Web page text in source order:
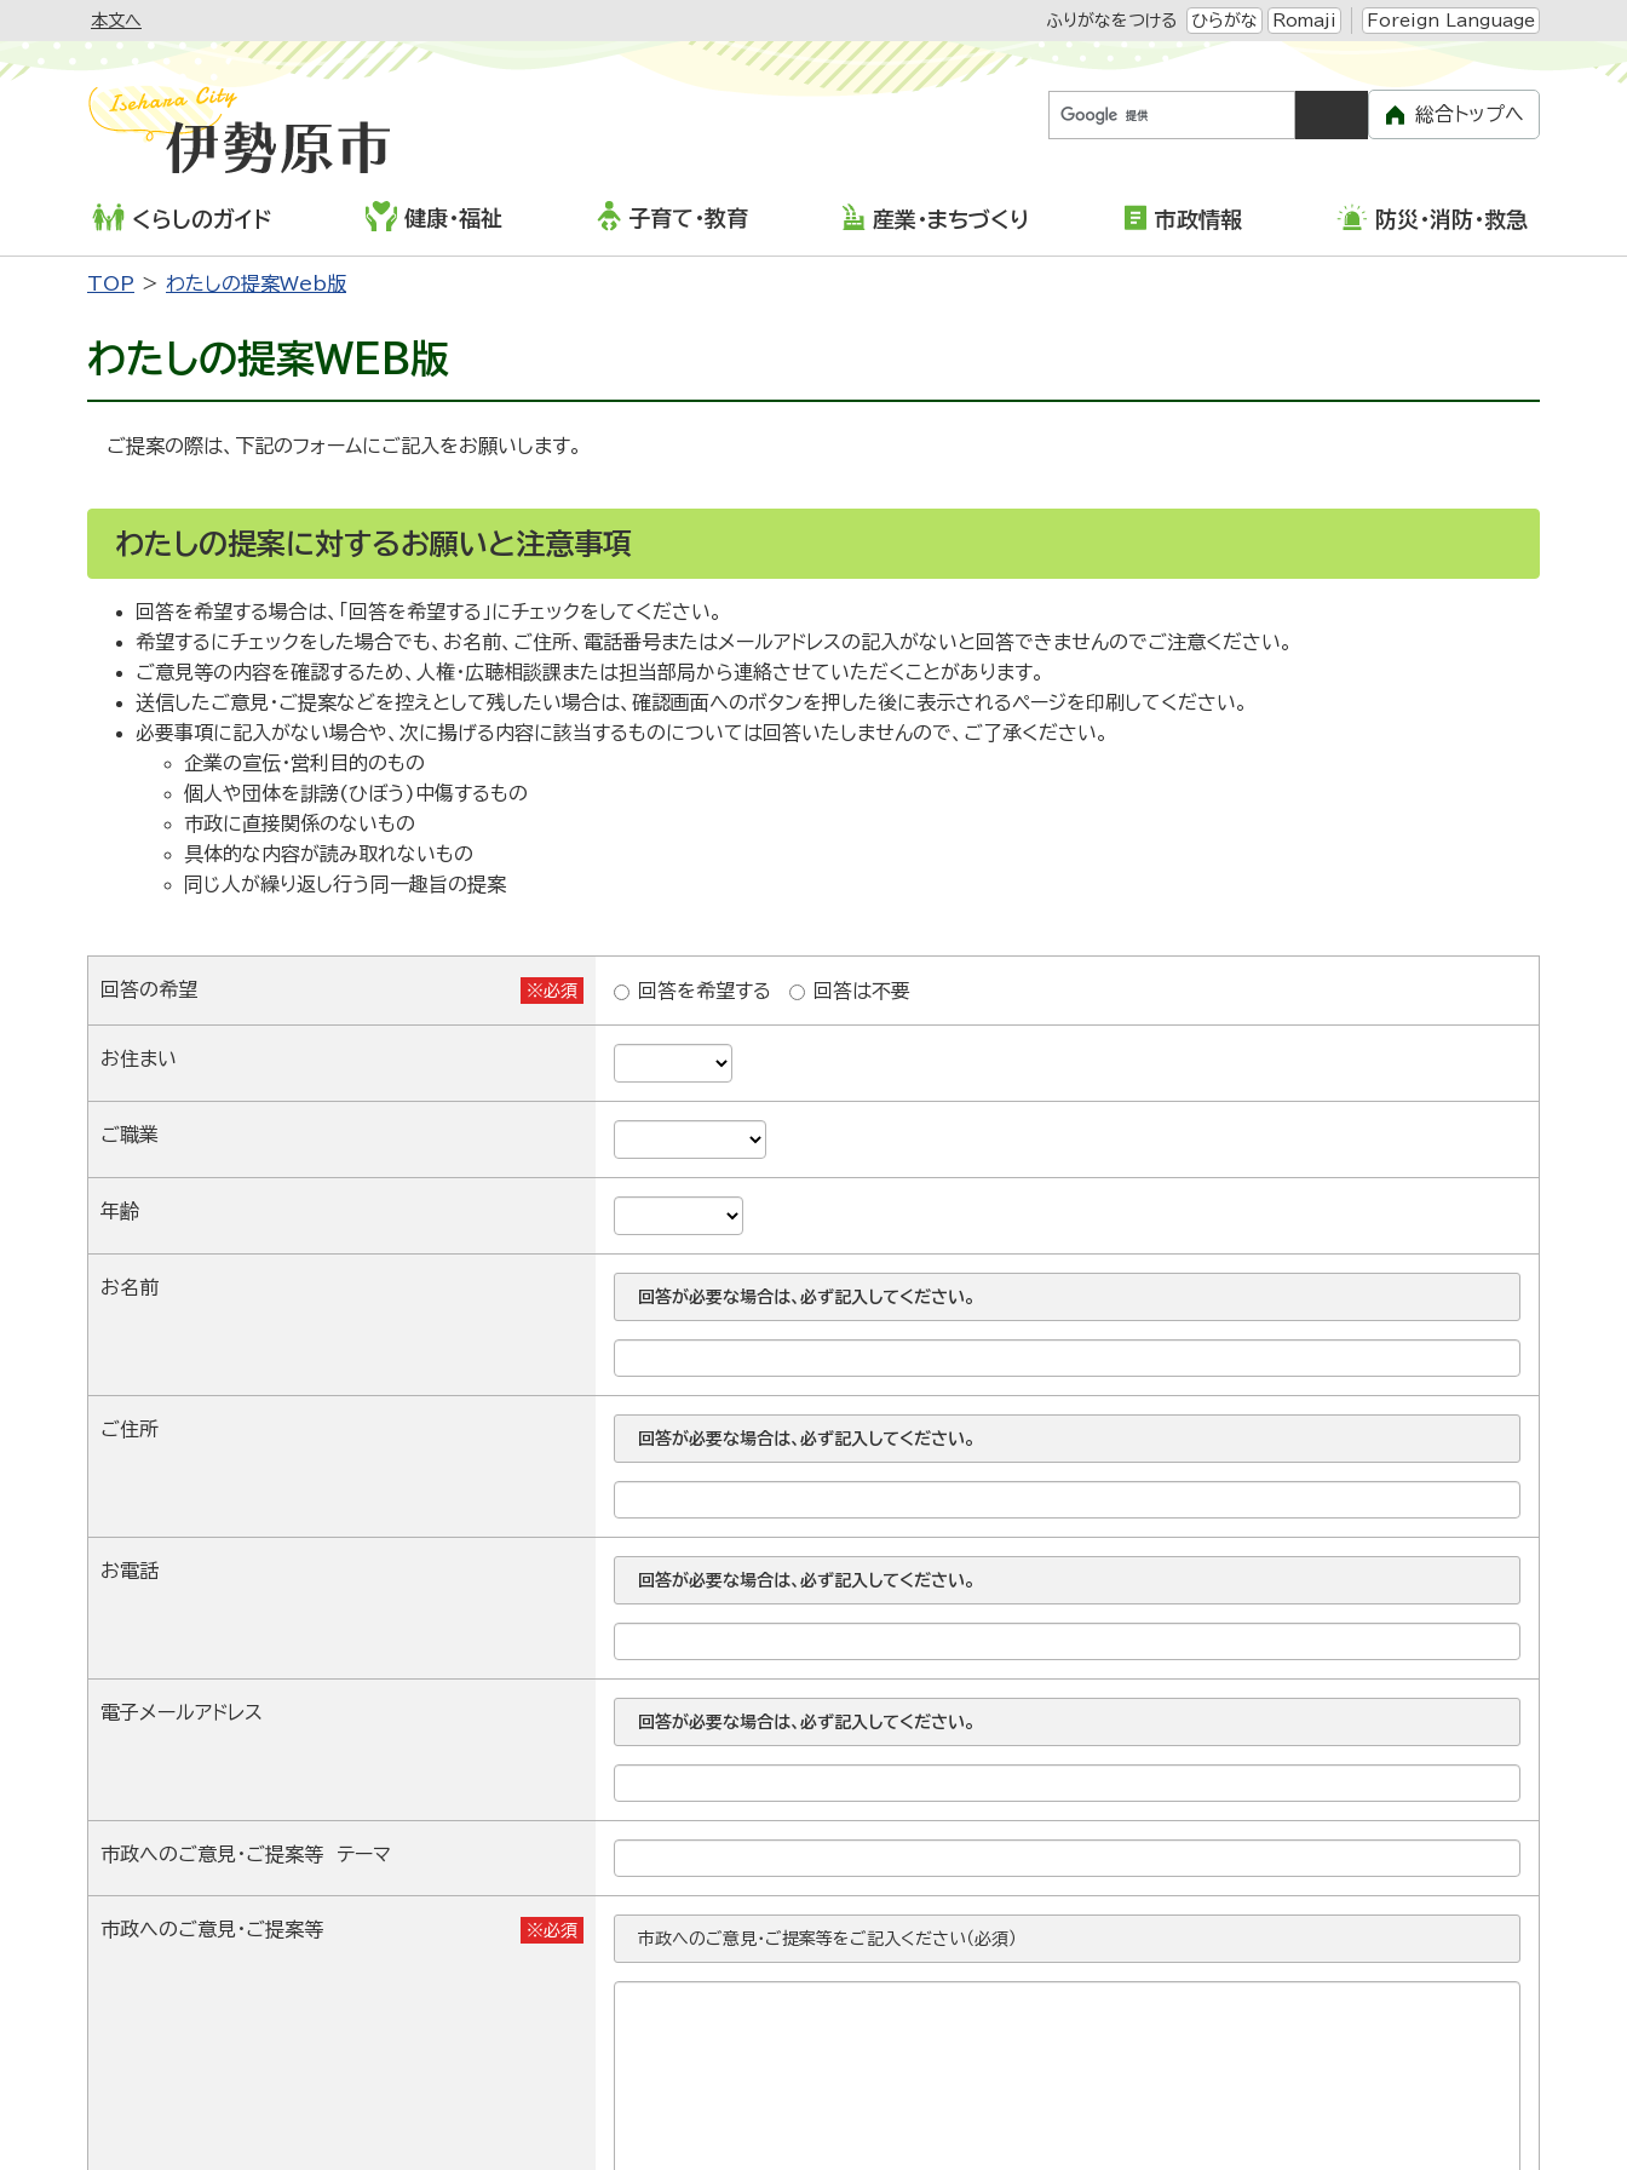
本文へ ふりがなをつける ひらがな Romaji Foreign Language
総合トップへ
くらしのガイド 健康・福祉 子育て・教育 産業・まちづくり 市政情報 防災・消防・救急
TOP わたしの提案Web版
わたしの提案WEB版
ご提案の際は、下記のフォームにご記入をお願いします。
わたしの提案に対するお願いと注意事項
回答を希望する場合は、「回答を希望する」にチェックをしてください。
希望するにチェックをした場合でも、お名前、ご住所、電話番号またはメールアドレスの記入がないと回答できませんのでご注意ください。
ご意見等の内容を確認するため、人権・広聴相談課または担当部局から連絡させていただくことがあります。
送信したご意見・ご提案などを控えとして残したい場合は、確認画面へのボタンを押した後に表示されるページを印刷してください。
必要事項に記入がない場合や、次に揚げる内容に該当するものについては回答いたしませんので、ご了承ください。
企業の宣伝・営利目的のもの
個人や団体を誹謗(ひぼう)中傷するもの
市政に直接関係のないもの
具体的な内容が読み取れないもの
同じ人が繰り返し行う同一趣旨の提案
回答の希望 ※必須 回答を希望する 回答は不要
お住まい
ご職業
年齢
お名前 回答が必要な場合は、必ず記入してください。
ご住所 回答が必要な場合は、必ず記入してください。
お電話 回答が必要な場合は、必ず記入してください。
電子メールアドレス 回答が必要な場合は、必ず記入してください。
市政へのご意見・ご提案等 テーマ
市政へのご意見・ご提案等 ※必須 市政へのご意見・ご提案等をご記入ください（必須）